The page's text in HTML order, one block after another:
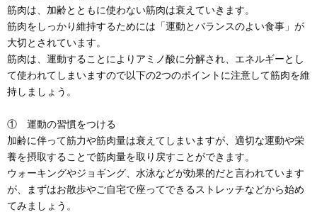
筋肉は、加齢とともに使わない筋肉は衰えていきます。
筋肉をしっかり維持するためには「運動とバランスのよい食事」が
大切とされています。
筋肉は、運動することによりアミノ酸に分解され、エネルギーとし
て使われてしまいますので以下の2つのポイントに注意して筋肉を維
持しましょう。
① 運動の習慣をつける
加齢に伴って筋力や筋肉量は衰えてしまいますが、適切な運動や栄
養を摂取することで筋肉量を取り戻すことができます。
ウォーキングやジョギング、水泳などが効果的だと言われています
が、まずはお散歩やご自宅で座ってできるストレッチなどから始め
てみましょう。